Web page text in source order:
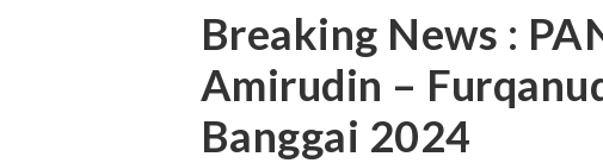
Breaking News :
Amirudin –
Banggai 2024